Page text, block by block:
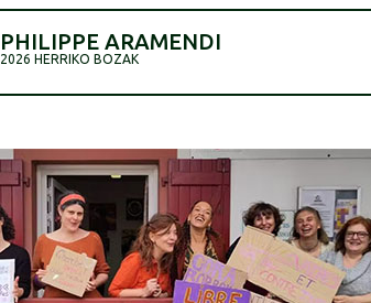
PHILIPPE ARAMENDI
2026 HERRIKO BOZAK